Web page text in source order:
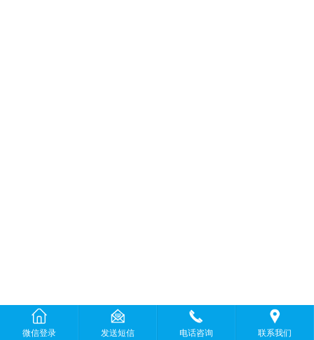
微信登录 发送短信 电话咨询 联系我们